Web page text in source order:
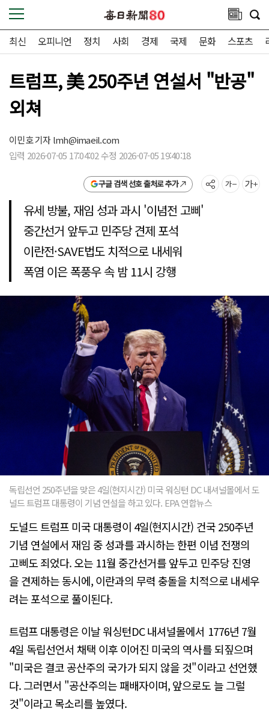
최신 오피니언 정치 사회 경제 국제 문화 스포츠
트럼프, 美 250주년 연설서 "반공"
외쳐
이민호 기자lmh@imaeil.com
입력 2026-07-05 17:04:02 수정 2026-07-05 19:40:18
구글 검색 선호 출처로 추가
유세 방불, 재임 성과 과시 '이념전 고삐'
중간선거 앞두고 민주당 견제 포석
이란전·SAVE법도 치적으로 내세워
폭염 이은 폭풍우 속 밤 11시 강행
독립선언 250주년을 맞은 4일(현지시간) 미국 워싱턴 DC 내셔널몰에서 도
널드 트럼프 대통령이 기념 연설을 하고 있다. EPA 연합뉴스
도널드 트럼프 미국 대통령이 4일(현지시간) 건국 250주년
기념 연설에서 재임 중 성과를 과시하는 한편 이념 전쟁의
고삐도 죄었다. 오는 11월 중간선거를 앞두고 민주당 진영
을 견제하는 동시에, 이란과의 무력 충돌을 치적으로 내세우
려는 포석으로 풀이된다.
트럼프 대통령은 이날 워싱턴DC 내셔널몰에서 1776년 7월
4일 독립선언서 채택 이후 이어진 미국의 역사를 되짚으며
"미국은 결코 공산주의 국가가 되지 않을 것"이라고 선언했
다. 그러면서 "공산주의는 패배자이며, 앞으로도 늘 그럴
것"이라고 목소리를 높였다.